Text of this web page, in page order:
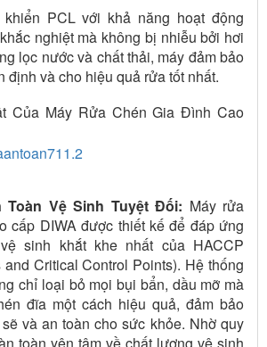
PCL với khả năng hoạt động
nghiệt mà không bị nhiễu bởi hơi
lọc nước và chất thải, máy đảm bảo
định và cho hiệu quả rửa tốt nhất.
Của Máy Rửa Chén Gia Đình Cao
Vệ Sinh Tuyệt Đối: Máy rửa
cấp DIWA được thiết kế để đáp ứng
sinh khắt khe nhất của HACCP
Critical Control Points). Hệ thống
chỉ loại bỏ mọi bụi bẩn, dầu mỡ mà
đĩa một cách hiệu quả, đảm bảo
và an toàn cho sức khỏe. Nhờ quy
toàn yên tâm về chất lượng vệ sinh